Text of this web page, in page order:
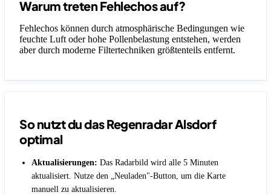
Warum treten Fehlechos auf?
Fehlechos können durch atmosphärische Bedingungen wie
feuchte Luft oder hohe Pollenbelastung entstehen, werden
aber durch moderne Filtertechniken größtenteils entfernt.
So nutzt du das Regenradar Alsdorf
optimal
Aktualisierungen: Das Radarbild wird alle 5 Minuten
aktualisiert. Nutze den „Neuladen"-Button, um die Karte
manuell zu aktualisieren.